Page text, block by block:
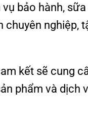
bảo hành,
chuyên nghiệp,
kết sẽ cung
phẩm và dịch